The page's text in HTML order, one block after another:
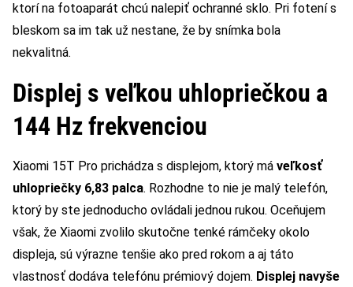
ktorí na fotoaparát chcú nalepiť ochranné sklo. Pri fotení s
bleskom sa im tak už nestane, že by snímka bola
nekvalitná.
Displej s veľkou uhlopriečkou a
144 Hz frekvenciou
Xiaomi 15T Pro prichádza s displejom, ktorý má veľkosť
uhlopriečky 6,83 palca. Rozhodne to nie je malý telefón,
ktorý by ste jednoducho ovládali jednou rukou. Oceňujem
však, že Xiaomi zvolilo skutočne tenké rámčeky okolo
displeja, sú výrazne tenšie ako pred rokom a aj táto
vlastnosť dodáva telefónu prémiový dojem. Displej navyše